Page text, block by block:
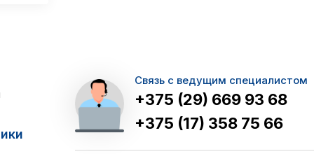
Связь с ведущим специалистом
+375 (29) 669 93 68
+375 (17) 358 75 66